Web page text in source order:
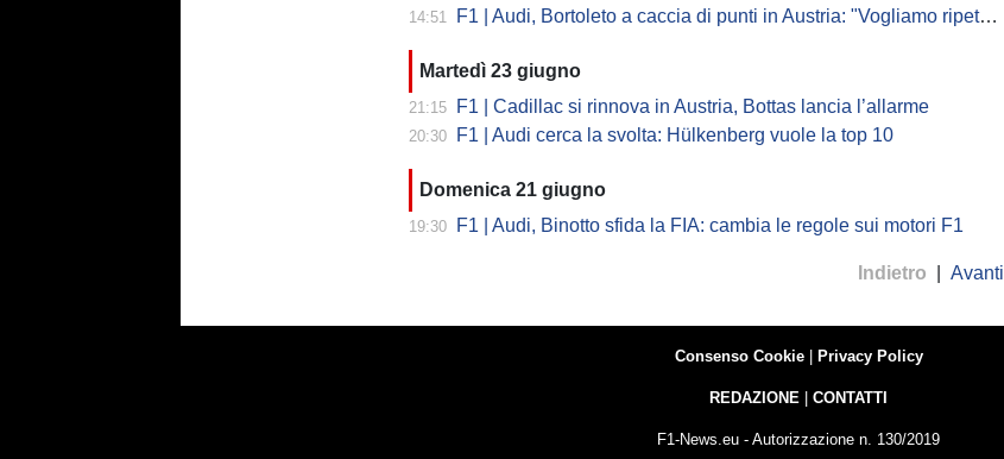
14:51 F1 | Audi, Bortoleto a caccia di punti in Austria: "Vogliamo ripetere il 2025"
Martedì 23 giugno
21:15 F1 | Cadillac si rinnova in Austria, Bottas lancia l’allarme
20:30 F1 | Audi cerca la svolta: Hülkenberg vuole la top 10
Domenica 21 giugno
19:30 F1 | Audi, Binotto sfida la FIA: cambia le regole sui motori F1
Indietro |Avanti
Consenso Cookie| Privacy Policy
REDAZIONE CONTATTI
F1-News.eu - Autorizzazione n. 130/2019